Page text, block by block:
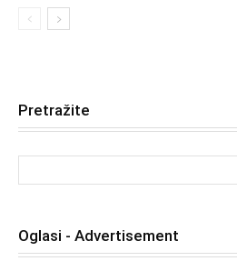
Pretražite
Oglasi - Advertisement